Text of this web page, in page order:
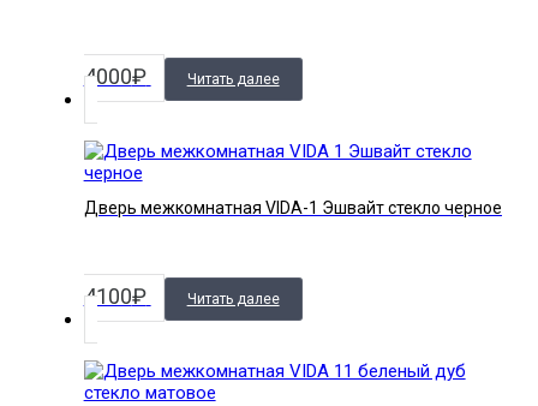
4000₽ Читать далее
Дверь межкомнатная VIDA-1 Эшвайт стекло черное
4100₽ Читать далее